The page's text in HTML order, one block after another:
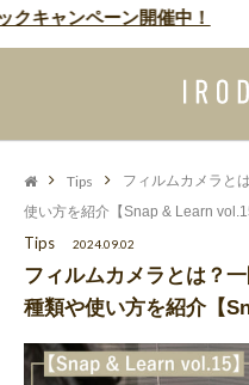
ャンペーン開催中！
Tips
フィルムカメラと
使い方を紹介【Snap & Learn
Tips 2024.09.02
フィルムカメラとは？
種類や使い方を紹介【